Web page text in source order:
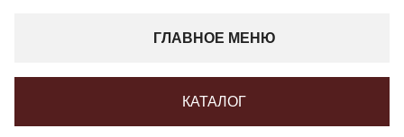
ГЛАВНОЕ МЕНЮ
КАТАЛОГ